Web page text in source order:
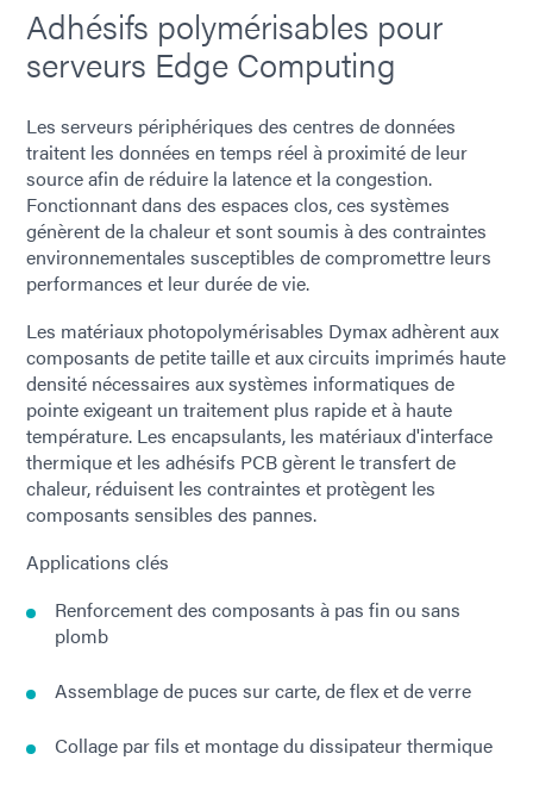
Adhésifs polymérisables pour
serveurs Edge Computing
Les serveurs périphériques des centres de données
traitent les données en temps réel à proximité de leur
source afin de réduire la latence et la congestion.
Fonctionnant dans des espaces clos, ces systèmes
génèrent de la chaleur et sont soumis à des contraintes
environnementales susceptibles de compromettre leurs
performances et leur durée de vie.
Les matériaux photopolymérisables Dymax adhèrent aux
composants de petite taille et aux circuits imprimés haute
densité nécessaires aux systèmes informatiques de
pointe exigeant un traitement plus rapide et à haute
température. Les encapsulants, les matériaux d'interface
thermique et les adhésifs PCB gèrent le transfert de
chaleur, réduisent les contraintes et protègent les
composants sensibles des pannes.
Applications clés
Renforcement des composants à pas fin ou sans
plomb
Assemblage de puces sur carte, de flex et de verre
Collage par fils et montage du dissipateur thermique